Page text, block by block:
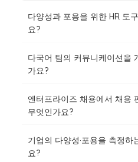
다양성과 포용을 위한 HR 도
요?
다국어 팀의 커뮤니케이션을
가요?
엔터프라이즈 채용에서 채용
무엇인가요?
기업의 다양성·포용을 측정
요?